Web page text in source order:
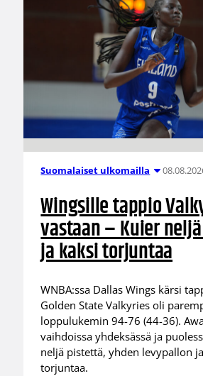
Suomalaiset ulkomailla
Wingsille tappio
vastaan – Kuier
ja kaksi torjuntaa
WNBA:ssa Dallas Wings kärsi
Golden State Valkyries oli
loppulukemin 94-76 (44-36).
vaihdoissa yhdeksässä ja
neljä pistettä, yhden levypallon
torjuntaa.